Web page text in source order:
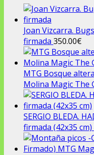
Joan Vizcarra.
firmada 350.00€
MTG Bosque
Molina Magic The
SERGIO BLEDA.
firmada (42x35 cm)